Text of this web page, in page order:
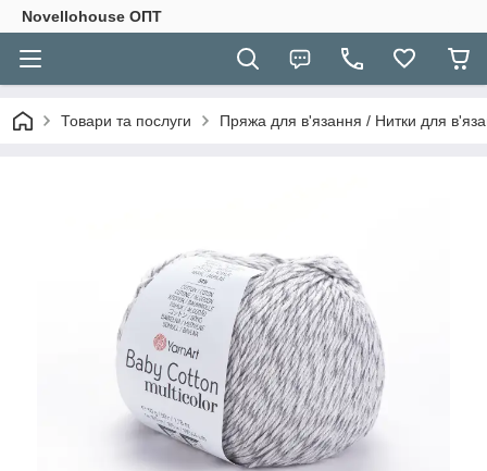
Novellohouse ОПТ
Товари та послуги Пряжа для в'язання / Нитки для